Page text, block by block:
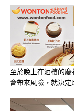
至於晚上在酒樓的
會帶來風險，就決定